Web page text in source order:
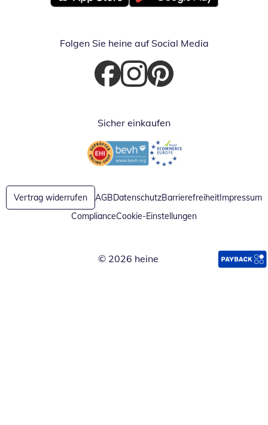
Öffnet in neuem FensterÖffnet in neuem Fenster
Folgen Sie heine auf Social Media
Öffnet in neuem Fenster
Öffnet in neuem Fenster
Öffnet in neuem Fenster
Sicher einkaufen
Öffnet in neuem FensterÖffnet in neuem Fenster
Vertrag widerrufen AGBDatenschutzBarrierefreiheitImpressum
ComplianceCookie-Einstellungen
© 2026 heine